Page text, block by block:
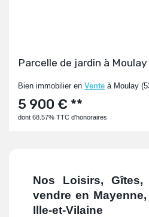
Parcelle de jardin à Moulay
Bien immobilier en Vente à Moulay
5 900 € **
dont 68.57% TTC d'honoraires
Nos Loisirs,
vendre en
Ille-et-Vilaine